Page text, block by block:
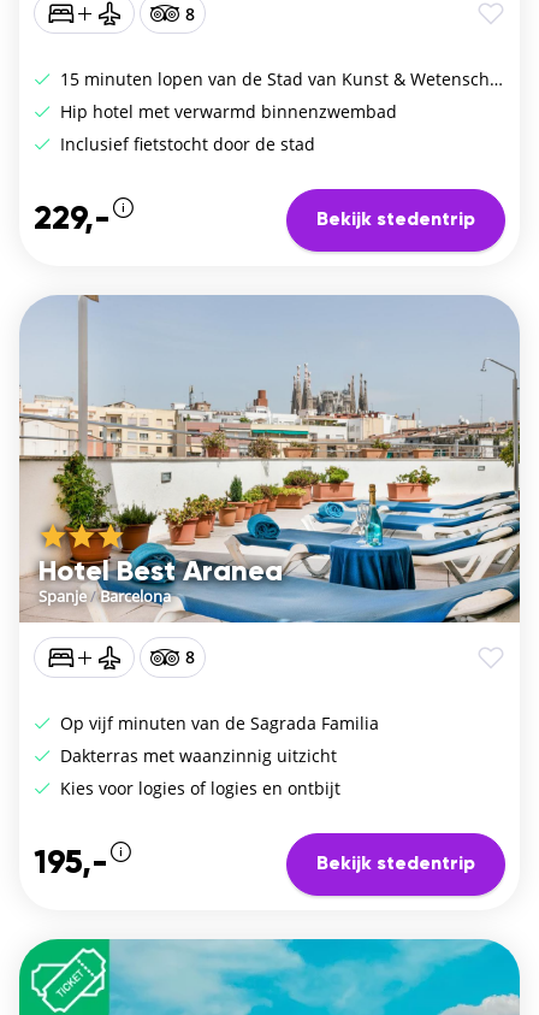
8
15 minuten lopen van de Stad van Kunst & Wetenschap
Hip hotel met verwarmd binnenzwembad
Inclusief fietstocht door de stad
229,- Bekijk stedentrip
Hotel Best Aranea
Spanje/Barcelona
8
Op vijf minuten van de Sagrada Familia
Dakterras met waanzinnig uitzicht
Kies voor logies of logies en ontbijt
195,- Bekijk stedentrip